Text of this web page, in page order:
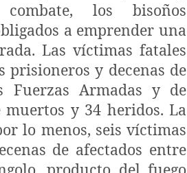
los bisoños
a emprender una
Las víctimas fatales
prisioneros y decenas de
Fuerzas Armadas y de
y 34 heridos. La
lo menos, seis víctimas
de afectados entre